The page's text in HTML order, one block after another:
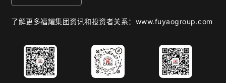
了解更多福耀集团资讯和投资者关系：www.fuyaogroup.com